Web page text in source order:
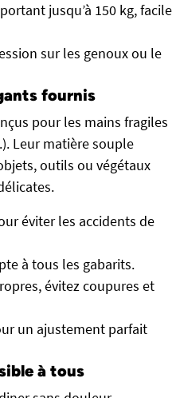
jusqu’à 150 kg, facile
sur les genoux ou le
fournis
pour les mains fragiles
Leur matière souple
outils ou végétaux
éviter les accidents de
à tous les gabarits.
évitez coupures et
un ajustement parfait
à tous